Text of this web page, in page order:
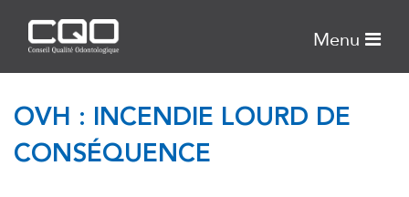
OVH : INCENDIE LOURD DE
CONSÉQUENCE
Menu